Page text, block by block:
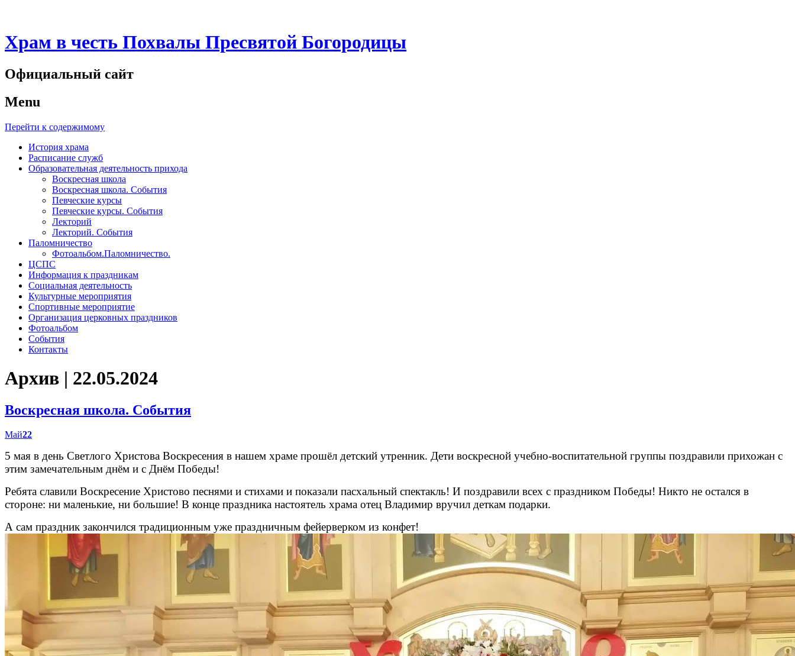
Храм в честь Похвалы Пресвятой Богородицы
Официальный сайт
Menu
Перейти к содержимому
История храма
Расписание служб
Образовательная деятельность прихода
Воскресная школа
Воскресная школа. События
Певческие курсы
Певческие курсы. События
Лекторий
Лекторий. События
Паломничество
Фотоальбом.Паломничество.
ЦСПС
Информация к праздникам
Социальная деятельность
Культурные мероприятия
Спортивные мероприятие
Организация церковных праздников
Фотоальбом
События
Контакты
Архив | 22.05.2024
Воскресная школа. События
Май22
5 мая в день Светлого Христова Воскресения в нашем храме прошёл детский утренник. Дети воскресной учебно-воспитательной группы поздравили прихожан с
этим замечательным днём и с Днём Победы!
Ребята славили Воскресение Христово песнями и стихами и показали пасхальный спектакль! И поздравили всех с праздником Победы! Никто не остался в
стороне: ни маленькие, ни большие! В конце праздника настоятель храма отец Владимир вручил деткам подарки.
А сам праздник закончился традиционным уже праздничным фейерверком из конфет!